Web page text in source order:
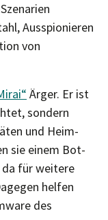
Ausspionieren
von
Ärger. Er ist
sondern
und Heim-
sie einem Bot-
da für weitere
helfen
des